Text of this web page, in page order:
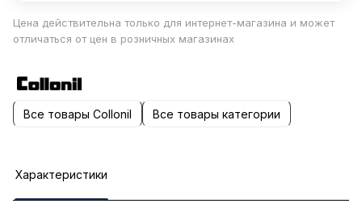
Цена действительна только для интернет-магазина и может
отличаться от цен в розничных магазинах
Все товары Collonil Все товары категории
Характеристики